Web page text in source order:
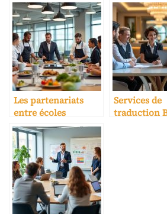
Les partenariats
entre écoles
hôtelières et
entreprises
Services de
traduction